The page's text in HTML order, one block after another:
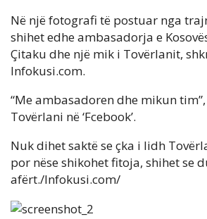
Në një fotografi të postuar nga
shihet edhe ambasadorja e
Çitaku dhe një mik i Tovërlanit,
Infokusi.com.
“Me ambasadoren dhe mikun
Tovërlani në ‘Fcebook’.
Nuk dihet saktë se çka i lidh
por nëse shikohet fitoja, shihet se
afërt./Infokusi.com/